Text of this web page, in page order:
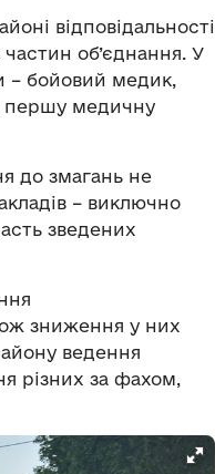
відповідальності
об’єднання. У
– бойовий медик,
першу медичну
до змагань не
– виключно
зведених
зниження у них
ведення
різних за фахом,